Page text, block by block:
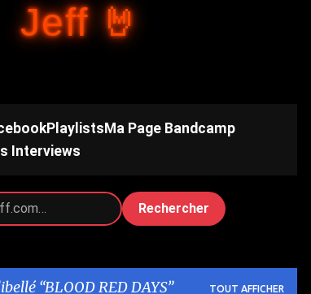
Jeff 🤘
Playlists Ma Page Bandcamp
Interviews
Rechercher
BLOOD RED DAYS TOUT AFFICHER